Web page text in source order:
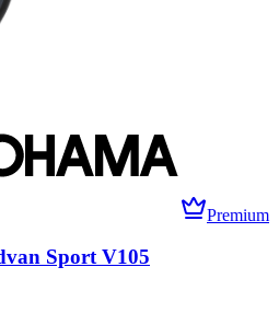
Premium
Sport V105